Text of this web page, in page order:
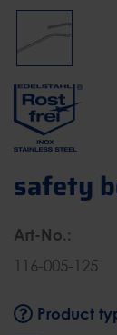
safety
Art-No.:
116-005-125
Product